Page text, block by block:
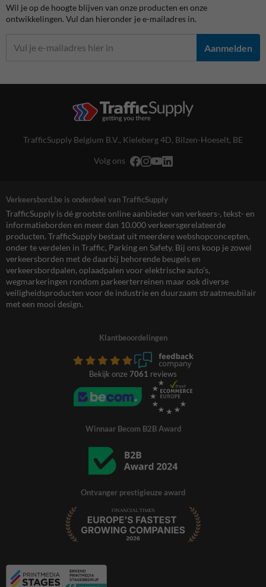
Wil je op de hoogte blijven van onze producten en onze
ontwikkelingen. Vul dan hieronder je e-mailadres in.
Aanmelden
TrafficSupply Belgium B.V., Kieleberg 4D, Bilzen-Hoeselt, BE
Volg ons
Verkeersbord.be is onderdeel van TrafficSupply
TrafficSupply is dé grootste online aanbieder van verkeers-, tekst- en
informatieborden en meer dan 10.000 verkeersgerelateerde
producten. TrafficSupply bestaat uit meerdere webshopconcepten,
onder te verdelen in Traffic, Parking en Safety. Bij ons koop je zowel
verkeersborden met de daarbij behorende beugels en
verkeersbordpalen, oplaadpalen voor elektrische auto’s,
wegmarkeringen rondom parkeerterreinen maar ook diverse
veiligheidsproducten voor de industrie en duurzaam straatmeubilair
met een mooi design.
Klantbeoordelingen
Bekijk onze 7061 reviews
Winnaar Becom B2B Award
Ontvanger prestigieuze award